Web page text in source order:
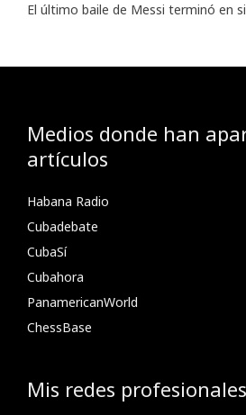
El último baile de Messi terminó en
Medios donde han
artículos
Habana Radio
Cubadebate
CubaSí
Cubahora
PanamericanWorld
ChessBase
Mis redes profesionales